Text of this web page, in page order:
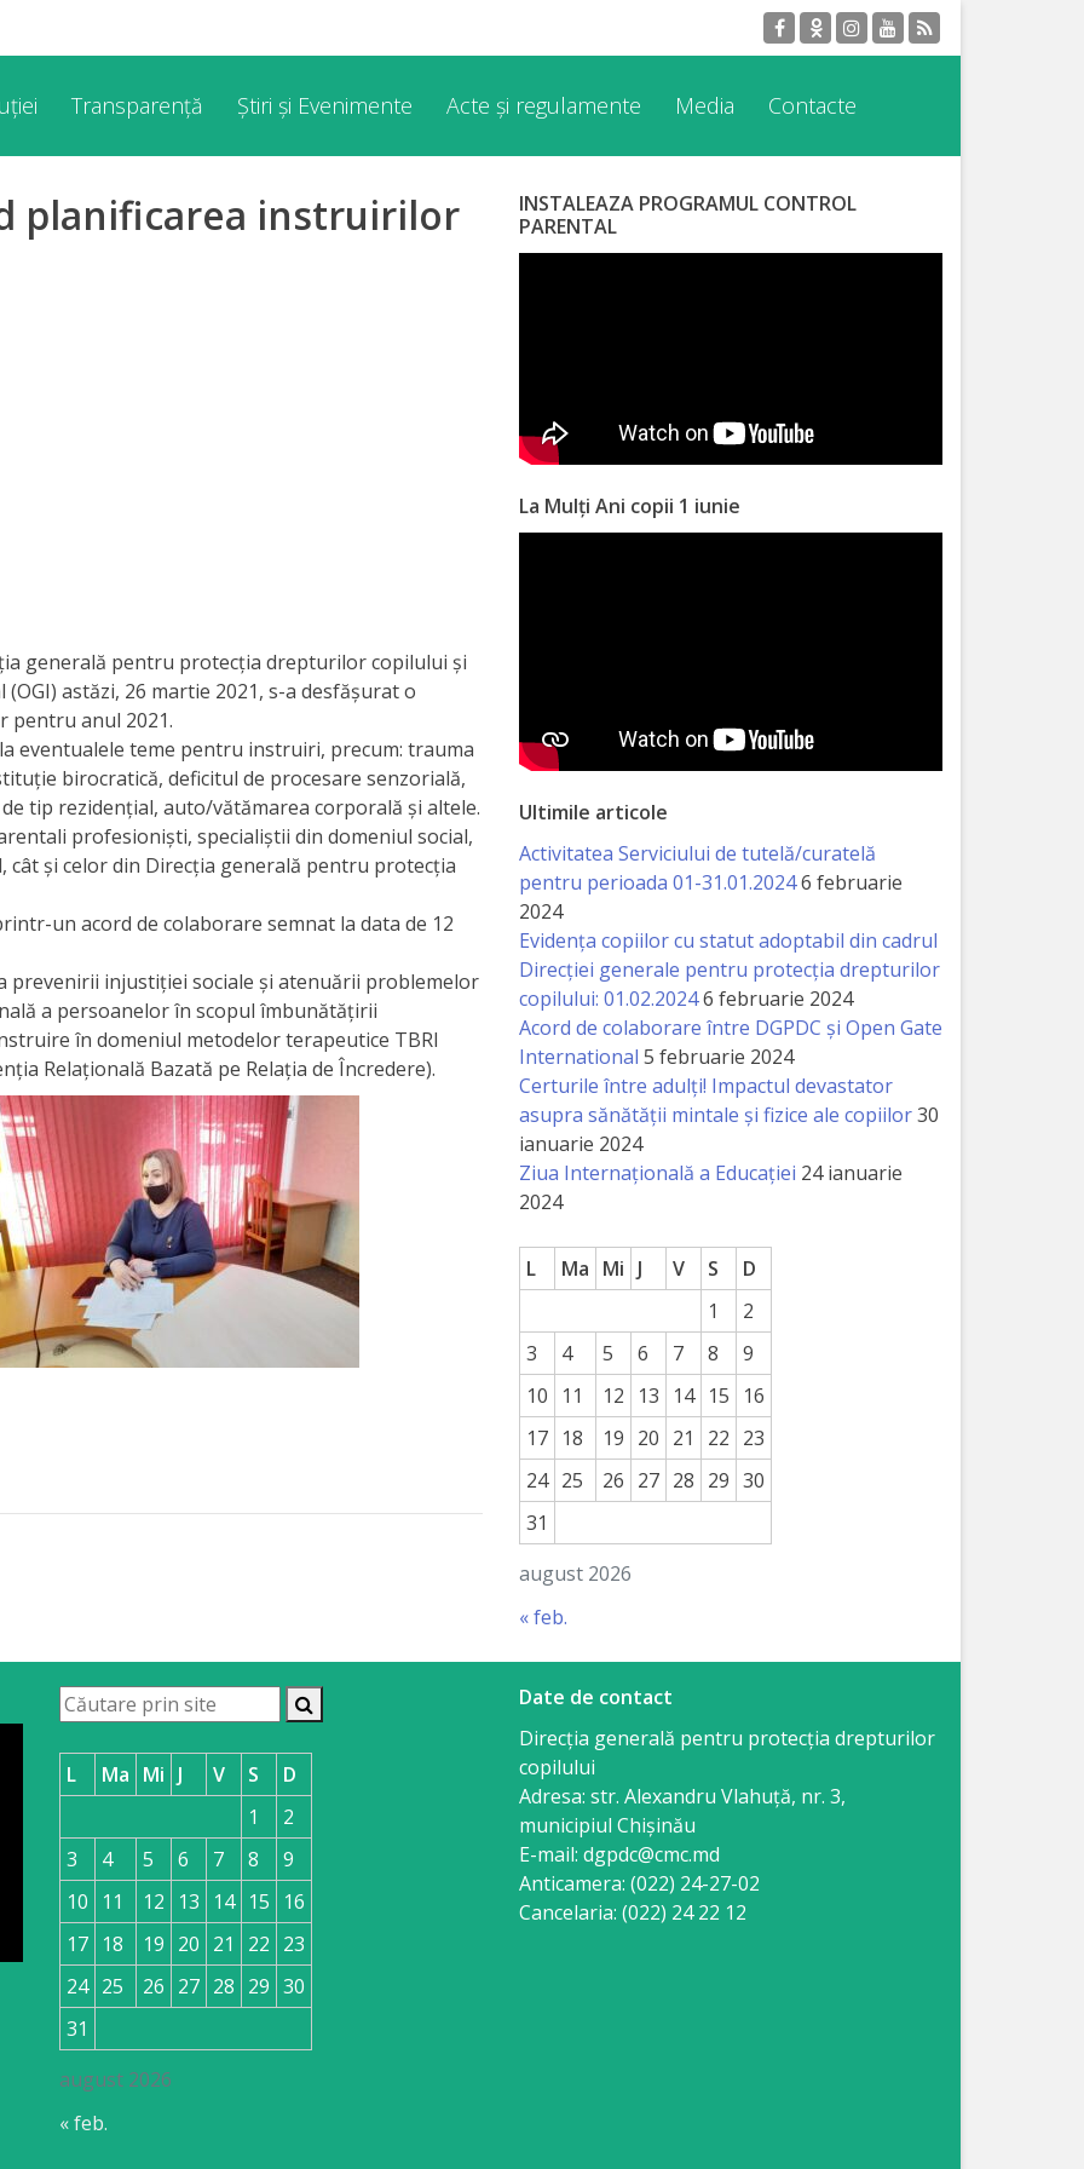
Transparență Știri și Evenimente Acte și regulamente Media Contacte
planificarea instruirilor
generală pentru protecția drepturilor copilului și
astăzi, 26 martie 2021, s-a desfășurat o
pentru anul 2021.
eventualele teme pentru instruiri, precum: trauma
birocratică, deficitul de procesare senzorială,
tip rezidențial, auto/vătămarea corporală și altele.
profesioniști, specialiștii din domeniul social,
cât și celor din Direcția generală pentru protecția
un acord de colaborare semnat la data de 12
prevenirii injustiției sociale și atenuării problemelor
a persoanelor în scopul îmbunătățirii
în domeniul metodelor terapeutice TBRI
Relațională Bazată pe Relația de Încredere).
INSTALEAZA PROGRAMUL CONTROL
PARENTAL
La Mulți Ani copii 1 iunie
Ultimile articole
Activitatea Serviciului de tutelă/curatelă
pentru perioada 01-31.01.20246 februarie
2024
Evidența copiilor cu statut adoptabil din cadrul
Direcției generale pentru protecția drepturilor
copilului: 01.02.20246 februarie 2024
Acord de colaborare între DGPDC și Open Gate
International 5 februarie 2024
Certurile între adulți! Impactul devastator
asupra sănătății mintale și fizice ale copiilor30
ianuarie 2024
Ziua Internațională a Educației 24 ianuarie
2024
august 2026
L Ma Mi J V S
D
1
2
3
4 5 6 7 8
9
10
11 12 13 14 15
16
17 18 19 20 21 22 23
24 25 26 27 28 29 30
31
« feb.
august 2026
L Ma Mi J V S
D
1
2
3
4 5 6 7 8
9
10
11 12 13 14 15
16
17 18 19 20 21 22 23
24 25 26 27 28 29 30
31
« feb.
Date de contact
Direcția generală pentru protecția drepturilor
copilului
Adresa: str. Alexandru Vlahuţă, nr. 3,
municipiul Chişinău
E-mail: dgpdc@cmc.md
Anticamera: (022) 24-27-02
Cancelaria: (022) 24 22 12